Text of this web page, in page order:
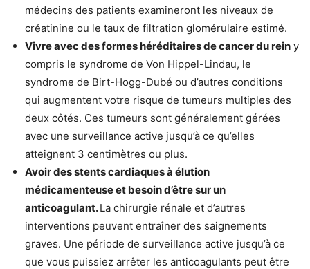
médecins des patients examineront les niveaux de
créatinine ou le taux de filtration glomérulaire estimé.
Vivre avec des formes héréditaires de cancer du rein y
compris le syndrome de Von Hippel-Lindau, le
syndrome de Birt-Hogg-Dubé ou d’autres conditions
qui augmentent votre risque de tumeurs multiples des
deux côtés. Ces tumeurs sont généralement gérées
avec une surveillance active jusqu’à ce qu’elles
atteignent 3 centimètres ou plus.
Avoir des stents cardiaques à élution
médicamenteuse et besoin d’être sur un
anticoagulant.La chirurgie rénale et d’autres
interventions peuvent entraîner des saignements
graves. Une période de surveillance active jusqu’à ce
que vous puissiez arrêter les anticoagulants peut être